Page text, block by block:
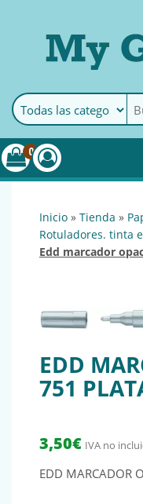
MyGoods ·
0
inicio » tienda »
rotuladores. tinta
edd marcador
EDD
751
3,50€ IVA no
EDD MARCADOR